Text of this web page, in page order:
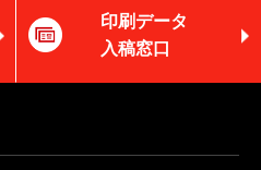
印刷データ
入稿窓口